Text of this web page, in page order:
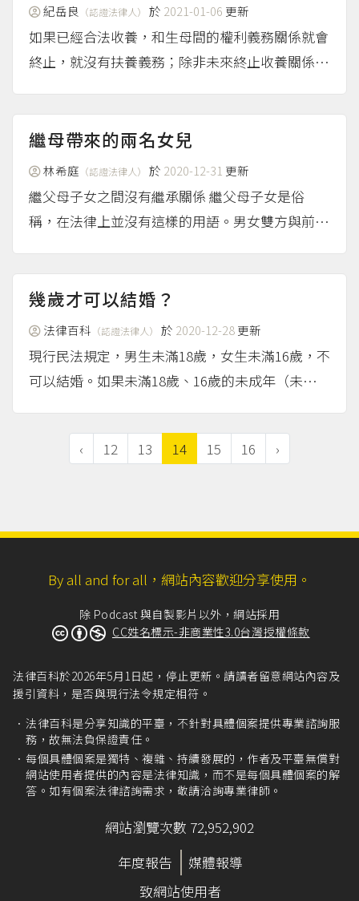
紀岳良 （認證法律人） 於 2021-01-06 更新
如果已經合法收養，和生母間的權利義務關係就會
終止，就沒有扶養義務；除非未來終止收養關係，
無養育可以作為拒絕扶養的事由。（more...）
繼母帶來的兩名女兒
林希庭 （認證法律人） 於 2020-12-31 更新
繼父母子女之間沒有繼承關係 繼父母子女是俗
稱，在法律上並沒有這樣的用語。男女雙方與前配
方的「繼子女」，夫妻兩人成為對方子女的「繼父
母」。 民法第1138條有規定繼承人資格，繼父母
子女之間並沒...
（more...）
幾歲才可以結婚？
法律百科 （認證法律人） 於 2020-12-28更新
現行民法規定，男生未滿18歲，女生未滿16歲，不
可以結婚。如果未滿18歲、16歲的未成年（未滿2
也沒有發現就登記了，雖然沒有達到合法的結婚年
齡，婚姻還是會有效成立，但是當事人或法定代
‹ 12 13 14 15 16 ›
By all and for all，網站內容歡迎分享使用。
除 Podcast 與自製影片以外，網站採用
CC姓名標示-非商業性3.0台灣授權條款
法律百科於2026年5月1日起，停止更新。請讀者留意網站內容及
援引資料，是否與現行法令規定相符。
法律百科是分享知識的平臺，不針對具體個案提供專業諮詢服
務，故無法負保證責任。
每個具體個案是獨特、複雜、持續發展的，作者及平臺無償對
網站使用者提供的內容是法律知識，而不是每個具體個案的解
答。如有個案法律諮詢需求，敬請洽詢專業律師。
網站瀏覽次數 72,952,902
年度報告
媒體報導
致網站使用者